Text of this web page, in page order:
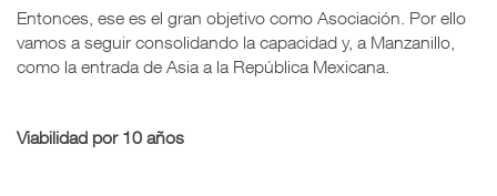
Entonces, ese es el gran objetivo como Asociación. Por ello
vamos a seguir consolidando la capacidad y, a Manzanillo,
como la entrada de Asia a la República Mexicana.
Viabilidad por 10 años